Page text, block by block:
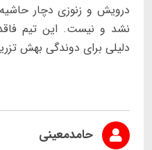
درویش و زنوزی دچار
نشد و نیست. این تیم فاقد
دلیلی برای دوندگی بهش
حامدمعینی